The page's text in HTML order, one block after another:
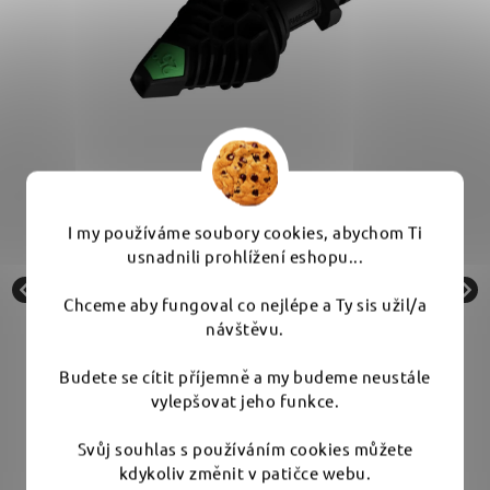
I my používáme soubory cookies, abychom Ti
usnadnili prohlížení eshopu...
Chceme aby fungoval co nejlépe a Ty sis užil/a
návštěvu.
Budete se cítit příjemně a my budeme neustále
vylepšovat jeho funkce.
Svůj souhlas s používáním cookies můžete
kdykoliv změnit v patičce webu.
AVA 25° Nozzle P30-P60 zakončovací tryska